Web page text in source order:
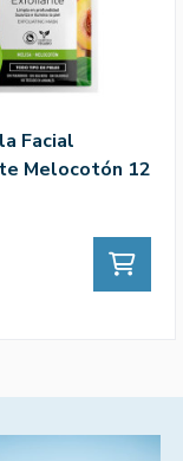
Facial
Melocotón 12
- Armonía